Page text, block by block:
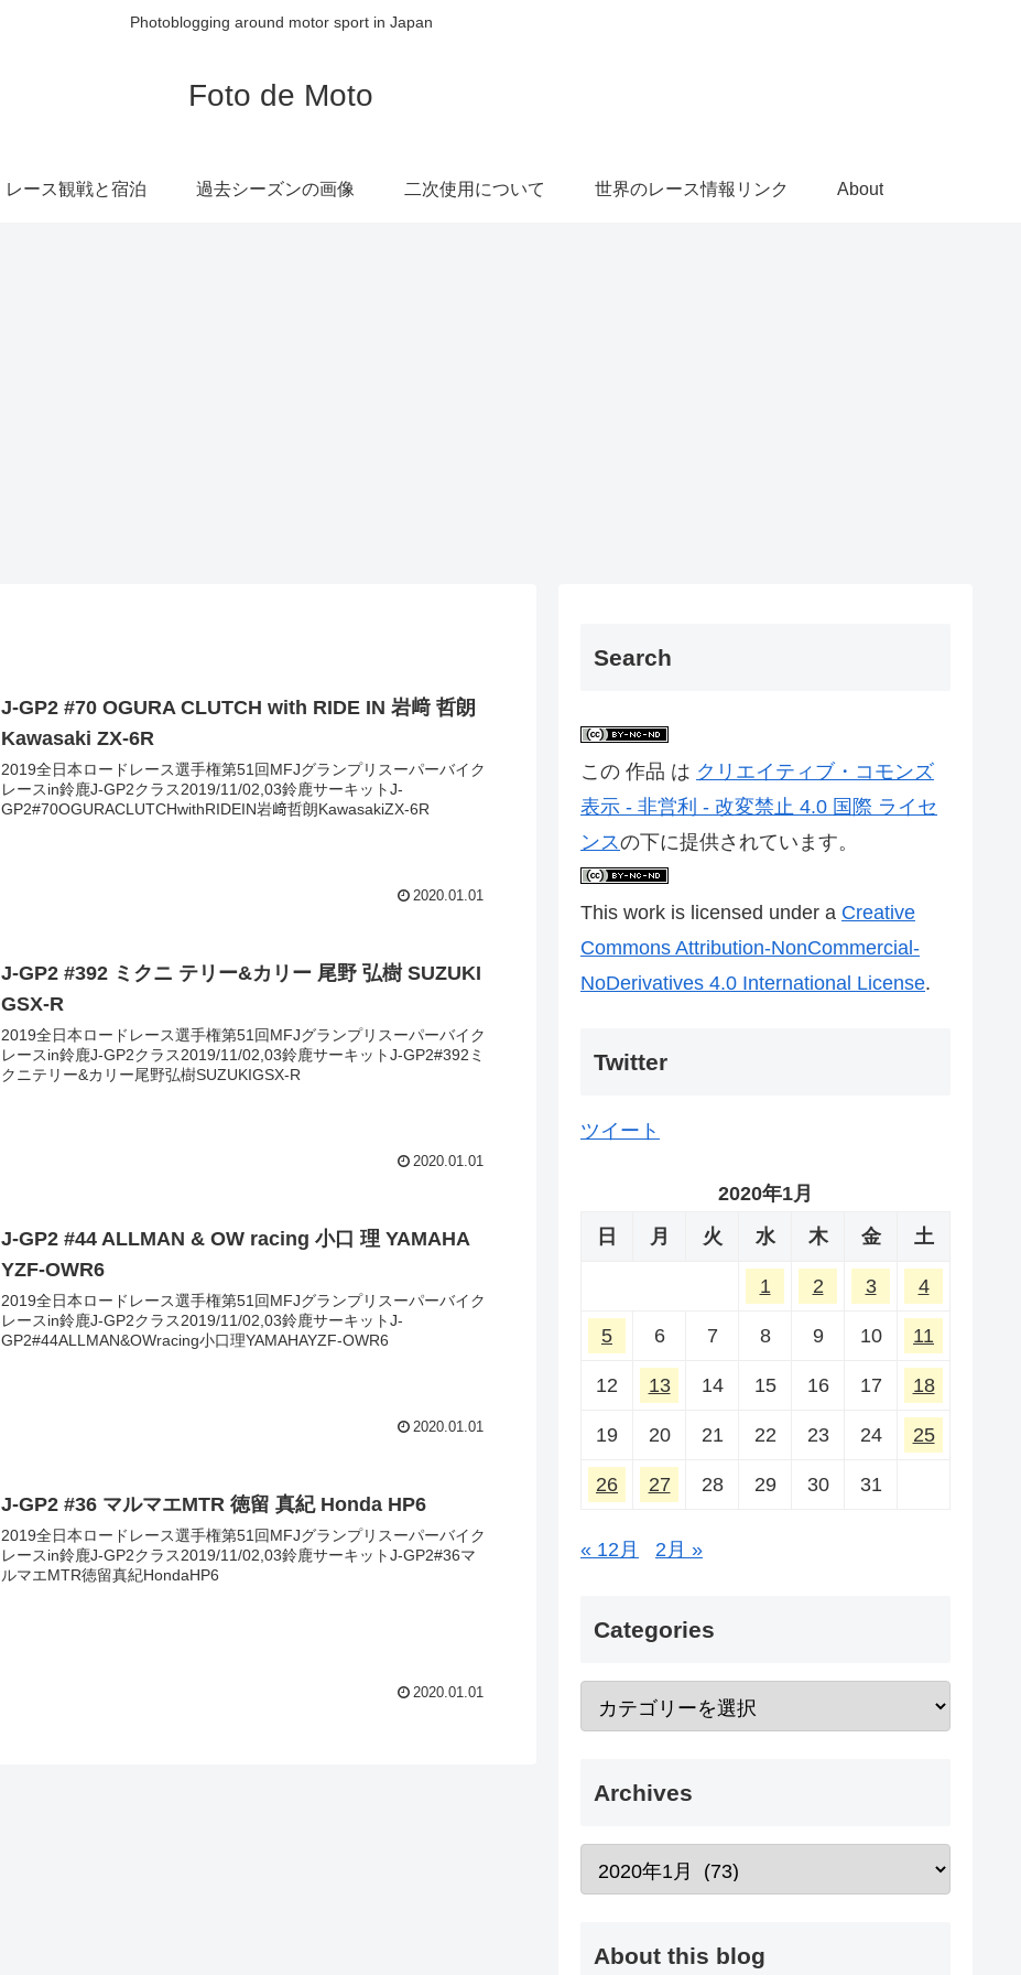
Photoblogging around motor sport in Japan
Foto de Moto
レース観戦と宿泊 過去シーズンの画像 二次使用について 世界のレース情報リンク About
J-GP2 #70 OGURA CLUTCH with RIDE IN 岩﨑 哲朗
Kawasaki ZX-6R
2019全日本ロードレース選手権第51回MFJグランプリスーパーバイク
レースin鈴鹿J-GP2クラス2019/11/02,03鈴鹿サーキットJ-
GP2#70OGURACLUTCHwithRIDEIN岩﨑哲朗KawasakiZX-6R
2020.01.01
J-GP2 #392 ミクニ テリー&カリー 尾野 弘樹 SUZUKI
GSX-R
2019全日本ロードレース選手権第51回MFJグランプリスーパーバイク
レースin鈴鹿J-GP2クラス2019/11/02,03鈴鹿サーキットJ-GP2#392ミ
クニテリー&カリー尾野弘樹SUZUKIGSX-R
2020.01.01
J-GP2 #44 ALLMAN & OW racing 小口 理 YAMAHA
YZF-OWR6
2019全日本ロードレース選手権第51回MFJグランプリスーパーバイク
レースin鈴鹿J-GP2クラス2019/11/02,03鈴鹿サーキットJ-
GP2#44ALLMAN&OWracing小口理YAMAHAYZF-OWR6
2020.01.01
J-GP2 #36 マルマエMTR 徳留 真紀 Honda HP6
2019全日本ロードレース選手権第51回MFJグランプリスーパーバイク
レースin鈴鹿J-GP2クラス2019/11/02,03鈴鹿サーキットJ-GP2#36マ
ルマエMTR徳留真紀HondaHP6
2020.01.01
Search
この 作品 は クリエイティブ・コモンズ
表示 - 非営利 - 改変禁止 4.0 国際 ライセ
ンスの下に提供されています。
This work is licensed under a Creative
Commons Attribution-NonCommercial-
NoDerivatives 4.0 International License.
Twitter
ツイート
2020年1月
日
月 火 水 木 金 土
1 2 3 4
5 6 7 8 9 10 11
12 13 14 15 16 17 18
19 20 21 22 23 24 25
26 27 28 29 30 31
« 12月 2月 »
Categories
Archives
About this blog